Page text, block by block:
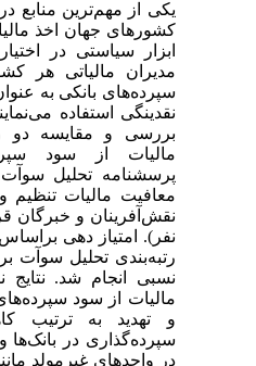
یکی از مهم‌ترین منابع
کشورهای جهان اخذ
ابزار سیاستی در اختیار
مدیران مالیاتی هر
سپرده‌های بانکی به
نقدینگی استفاده
بررسی و مقایسه دو
مالیات از سود
پرسشنامه تحلیل سوآت
معافیت مالیات تنظیم و
نفر). امتیاز دهی
رتبه‌بندی تحلیل سوآت
نسبی انجام شد. نتایج
مالیات از سود
و تهدید به ترتیب
سپرده‌گذاری در بانک‌ها و
در واحدهای غیرمولد